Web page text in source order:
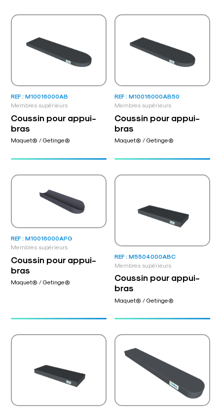
Membres supérieurs
REF : M10016000AB
Coussin pour appui-
bras
Maquet® / Getinge®
Membres supérieurs
REF : M10016000AB50
Coussin pour appui-
bras
Maquet® / Getinge®
Membres supérieurs
REF : M10016000APG
Coussin pour appui-
bras
Maquet® / Getinge®
Membres supérieurs
REF : M5504000ABC
Coussin pour appui-
bras
Maquet® / Getinge®